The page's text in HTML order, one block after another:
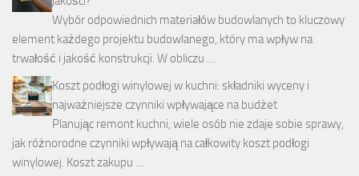
Wybór odpowiednich materiałów budowlanych to kluczowy
element każdego projektu budowlanego, który ma wpływ na
trwałość i jakość konstrukcji. W obliczu …
Koszt podłogi winylowej w kuchni: składniki wyceny i
najważniejsze czynniki wpływające na budżet
Planując remont kuchni, wiele osób nie zdaje sobie sprawy,
jak różnorodne czynniki wpływają na całkowity koszt podłogi
winylowej. Koszt zakupu …